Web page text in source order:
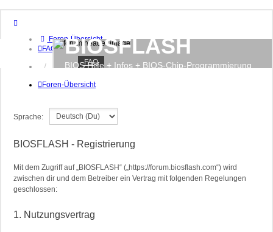
Foren-Übersicht
FAQ
Anmelden
BIOSFLASH
BIOS Hilfe + Infos + BIOS-Chip-Programmierung
FAQ
Foren-Übersicht
Sprache:
BIOSFLASH - Registrierung
Mit dem Zugriff auf „BIOSFLASH“ („https://forum.biosflash.com“) wird
zwischen dir und dem Betreiber ein Vertrag mit folgenden Regelungen
geschlossen:
1. Nutzungsvertrag